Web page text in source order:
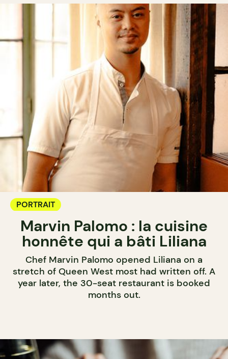
PORTRAIT
Marvin Palomo : la cuisine
honnête qui a bâti Liliana
Chef Marvin Palomo opened Liliana on a
stretch of Queen West most had written off. A
year later, the 30-seat restaurant is booked
months out.